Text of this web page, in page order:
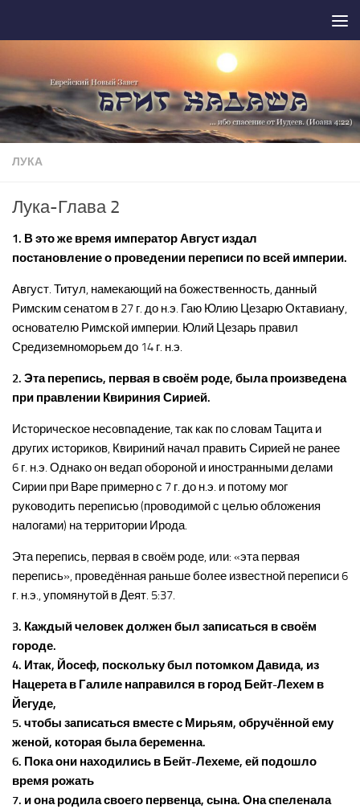
ЛУКА
Лука-Глава 2
1. В это же время император Август издал
постановление о проведении переписи по всей империи.
Август. Титул, намекающий на божественность, данный
Римским сенатом в 27 г. до н.э. Гаю Юлию Цезарю Октавиану,
основателю Римской империи. Юлий Цезарь правил
Средиземноморьем до 14 г. н.э.
2. Эта перепись, первая в своём роде, была произведена
при правлении Квириния Сирией.
Историческое несовпадение, так как по словам Тацита и
других историков, Квириний начал править Сирией не ранее
6 г. н.э. Однако он ведап обороной и иностранными делами
Сирии при Варе примерно с 7 г. до н.э. и потому мог
руководить переписью (проводимой с целью обложения
налогами) на территории Ирода.
Эта перепись, первая в своём роде, или: «эта первая
перепись», проведённая раньше более известной переписи 6
г. н.э., упомянутой в Деят. 5:37.
3. Каждый человек должен был записаться в своём
городе.
4. Итак, Йосеф, поскольку был потомком Давида, из
Нацерета в Галиле направился в город Бейт-Лехем в
Йегуде,
5. чтобы записаться вместе с Мирьям, обручённой ему
женой, которая была беременна.
6. Пока они находились в Бейт-Лехеме, ей подошло
время рожать
7. и она родила своего первенца, сына. Она спеленала